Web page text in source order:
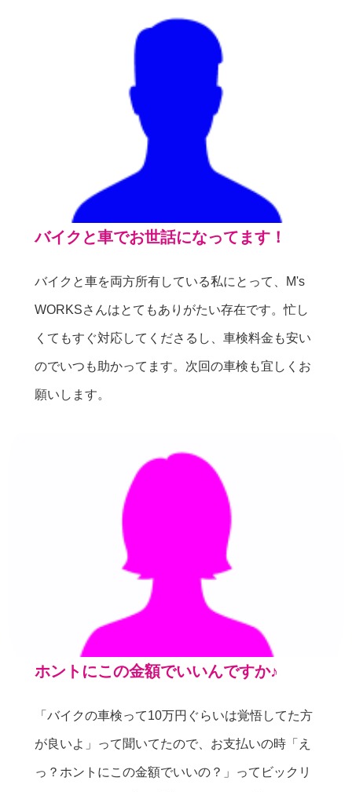
バイクと車でお世話になってます！
バイクと車を両方所有している私にとって、M's
WORKSさんはとてもありがたい存在です。忙し
くてもすぐ対応してくださるし、車検料金も安い
のでいつも助かってます。次回の車検も宜しくお
願いします。
ホントにこの金額でいいんですか♪
「バイクの車検って10万円ぐらいは覚悟してた方
が良いよ」って聞いてたので、お支払いの時「え
っ？ホントにこの金額でいいの？」ってビックリ